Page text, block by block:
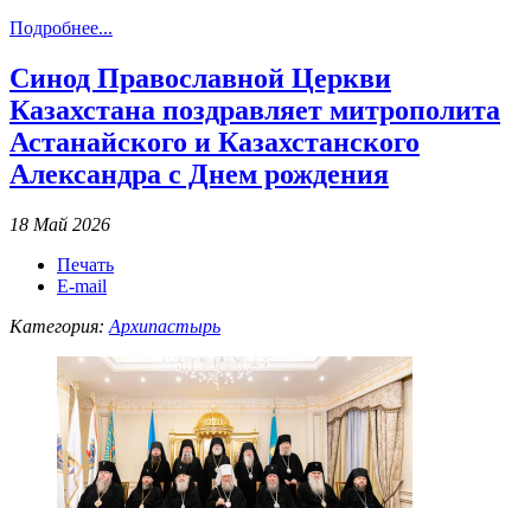
Подробнее...
Синод Православной Церкви
Казахстана поздравляет митрополита
Астанайского и Казахстанского
Александра с Днем рождения
18 Май 2026
Печать
E-mail
Категория: Архипастырь